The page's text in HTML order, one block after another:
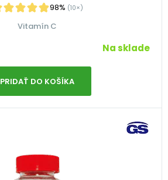
98% (10×)
Vitamín C
Na sklade
PRIDAŤ DO KOŠÍKA